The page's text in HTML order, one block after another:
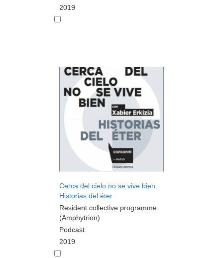
2019
Cerca del cielo no se vive bien.
Historias del éter
Resident collective programme
(Amphytrion)
Podcast
2019